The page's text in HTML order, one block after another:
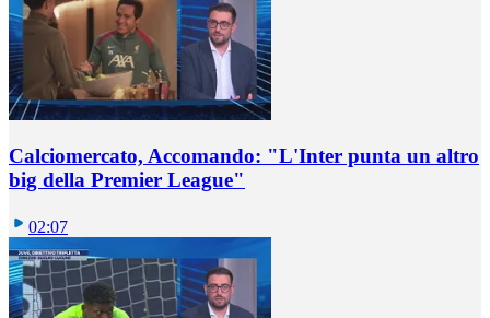
Calciomercato, Accomando: "L'Inter punta un altro
big della Premier League"
02:07